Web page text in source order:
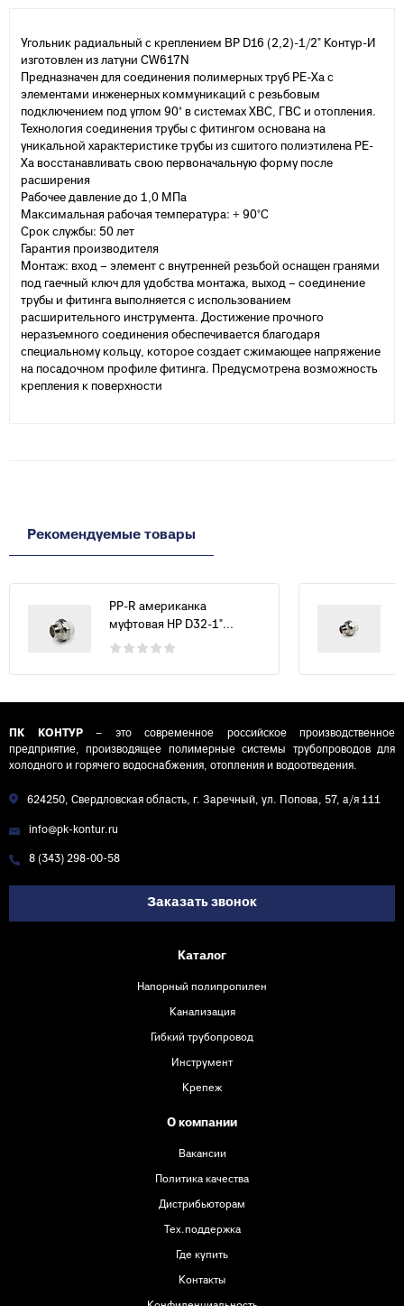
Угольник радиальный с креплением ВР D16 (2,2)-1/2" Контур-И
изготовлен из латуни CW617N
Предназначен для соединения полимерных труб PE-Xа с
элементами инженерных коммуникаций с резьбовым
подключением под углом 90° в системах ХВС, ГВС и отопления.
Технология соединения трубы с фитингом основана на
уникальной характеристике трубы из сшитого полиэтилена PE-
Xa восстанавливать свою первоначальную форму после
расширения
Рабочее давление до 1,0 МПа
Максимальная рабочая температура: + 90°С
Срок службы: 50 лет
Гарантия производителя
Монтаж: вход – элемент с внутренней резьбой оснащен гранями
под гаечный ключ для удобства монтажа, выход – соединение
трубы и фитинга выполняется с использованием
расширительного инструмента. Достижение прочного
неразъемного соединения обеспечивается благодаря
специальному кольцу, которое создает сжимающее напряжение
на посадочном профиле фитинга. Предусмотрена возможность
крепления к поверхности
Рекомендуемые товары
PP-R американка
муфтовая НР D32-1"...
ПК КОНТУР– это современное российское производственное
предприятие, производящее полимерные системы трубопроводов для
холодного и горячего водоснабжения, отопления и водоотведения.
624250, Свердловская область, г. Заречный, ул. Попова, 57, а/я 111
info@pk-kontur.ru
8 (343) 298-00-58
Заказать звонок
Каталог
Напорный полипропилен
Канализация
Гибкий трубопровод
Инструмент
Крепеж
О компании
Вакансии
Политика качества
Дистрибьюторам
Тех.поддержка
Где купить
Контакты